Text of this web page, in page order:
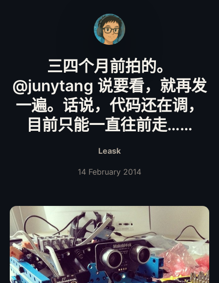
三四个月前拍的。
@junytang 说要看，就再发
一遍。话说，代码还在调，
目前只能一直往前走……
Leask
14 February 2014